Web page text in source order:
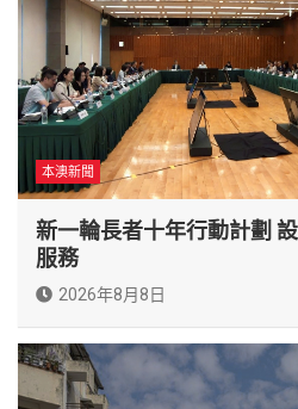
本澳新聞
新一輪長者十年行動計劃
服務
2026年8月8日